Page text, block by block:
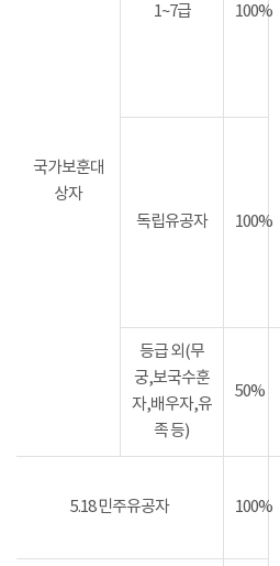
국가보훈대
상자
1~7급 100%
독립유공자 100%
등급 외(무
궁,보국수훈
자,배우자,유
족 등)
50%
5.18 민주유공자 100%